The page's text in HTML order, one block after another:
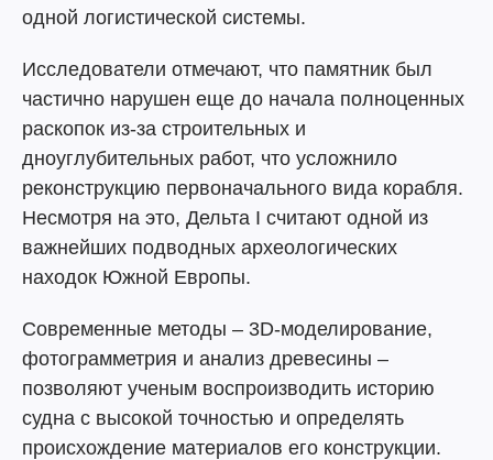
одной логистической системы.
Исследователи отмечают, что памятник был
частично нарушен еще до начала полноценных
раскопок из-за строительных и
дноуглубительных работ, что усложнило
реконструкцию первоначального вида корабля.
Несмотря на это, Дельта I считают одной из
важнейших подводных археологических
находок Южной Европы.
Современные методы – 3D-моделирование,
фотограмметрия и анализ древесины –
позволяют ученым воспроизводить историю
судна с высокой точностью и определять
происхождение материалов его конструкции.